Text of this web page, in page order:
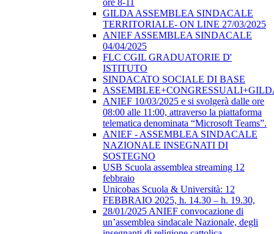
ore 8-11
GILDA ASSEMBLEA SINDACALE
TERRITORIALE- ON LINE 27/03/2025
ANIEF ASSEMBLEA SINDACALE
04/04/2025
FLC CGIL GRADUATORIE D'
ISTITUTO
SINDACATO SOCIALE DI BASE
ANIEF 10/03/2025 e si svolgerà dalle ore
08:00 alle 11:00, attraverso la piattaforma
telematica denominata “Microsoft Teams”.
ANIEF - ASSEMBLEA SINDACALE
NAZIONALE INSEGNATI DI
SOSTEGNO
USB Scuola assemblea streaming 12
febbraio
Unicobas Scuola & Università: 12
FEBBRAIO 2025, h. 14.30 – h. 19.30,
28/01/2025 ANIEF convocazione di
un’assemblea sindacale Nazionale, degli